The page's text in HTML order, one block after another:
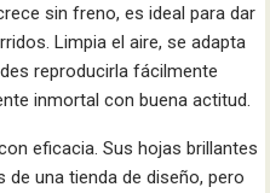
sin freno, es ideal para dar
Limpia el aire, se adapta
reproducirla fácilmente
inmortal con buena actitud.
eficacia. Sus hojas brillantes
una tienda de diseño, pero